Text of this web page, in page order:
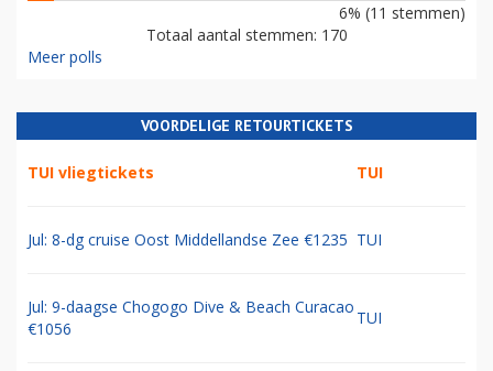
6% (11 stemmen)
Totaal aantal stemmen: 170
Meer polls
VOORDELIGE RETOURTICKETS
TUI vliegtickets TUI
Jul: 8-dg cruise Oost Middellandse Zee €1235 TUI
Jul: 9-daagse Chogogo Dive & Beach Curacao
€1056
TUI